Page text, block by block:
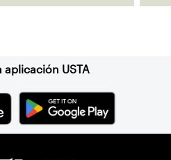
aplicación USTA